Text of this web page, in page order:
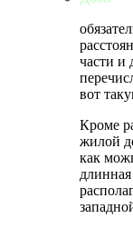
части и
вот
Кроме
жилой
как